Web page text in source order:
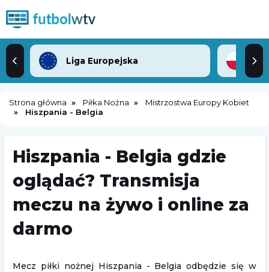
Liga Europejska 2.
Strona główna Piłka Nożna
Mistrzostwa Europy Kobiet
Hiszpania - Belgia
Hiszpania - Belgia gdzie
oglądać? Transmisja
meczu na żywo i online za
darmo
Mecz piłki nożnej Hiszpania - Belgia odbędzie się w